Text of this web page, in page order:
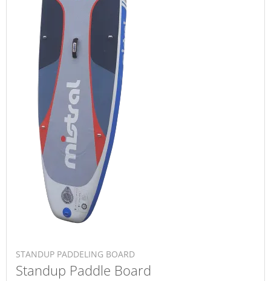
STANDUP PADDELING BOARD
Standup Paddle Board